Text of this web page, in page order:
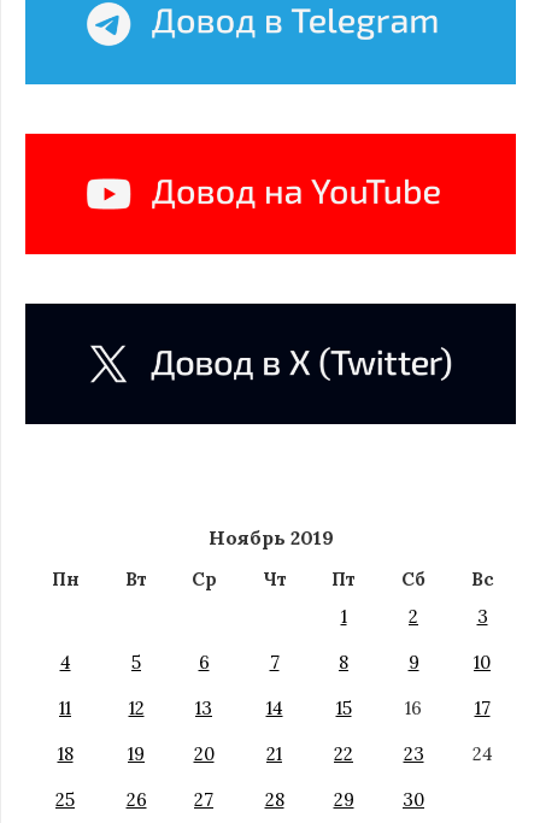
Ноябрь 2019
Пн Вт Ср Чт Пт Сб
Вс
1
2
3
4
5 6 7 8 9
10
11
12 13 14 15 16
17
18
19 20 21 22 23
24
25
26 27 28 29
30